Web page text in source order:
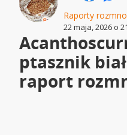
Raporty
22 maja, 2026 o
ptasznik
raport